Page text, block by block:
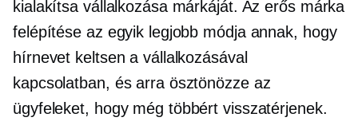
kialakítsa vállalkozása márkáját. Az erős márka
felépítése az egyik legjobb módja annak, hogy
hírnevet keltsen a vállalkozásával
kapcsolatban, és arra ösztönözze az
ügyfeleket, hogy még többért visszatérjenek.